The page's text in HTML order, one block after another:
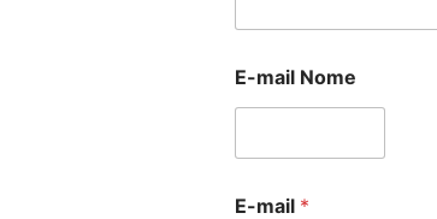
E-mail Nome
E-mail *